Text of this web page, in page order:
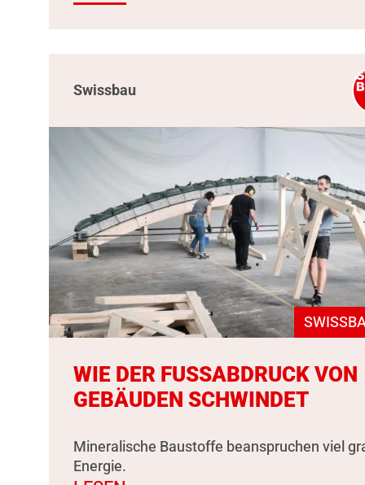
Swissbau
WIE DER FUSSABDRUCK VON
GEBÄUDEN SCHWINDET
Mineralische Baustoffe beanspruchen viel
Energie.